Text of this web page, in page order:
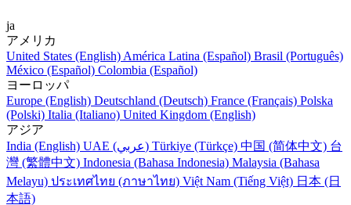
ja
アメリカ
United States (English) América Latina (Español) Brasil (Português)
México (Español) Colombia (Español)
ヨーロッパ
Europe (English) Deutschland (Deutsch) France (Français) Polska
(Polski) Italia (Italiano) United Kingdom (English)
アジア
India (English)
UAE (عربي) Türkiye (Türkçe) 中国 (简体中文) 台
灣 (繁體中文) Indonesia (Bahasa Indonesia) Malaysia (Bahasa
Melayu) ประเทศไทย (ภาษาไทย) Việt Nam (Tiếng Việt) 日本 (日
本語)